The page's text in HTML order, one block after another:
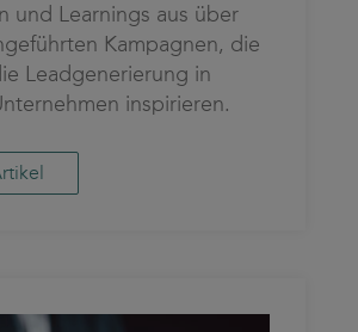
und Learnings aus über
Kampagnen, die
Leadgenerierung in
inspirieren.